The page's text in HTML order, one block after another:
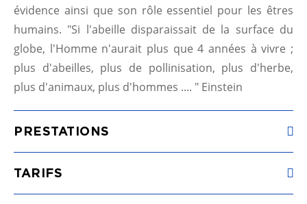
évidence ainsi que son rôle essentiel pour les êtres
humains. "Si l'abeille disparaissait de la surface du
globe, l'Homme n'aurait plus que 4 années à vivre ;
plus d'abeilles, plus de pollinisation, plus d'herbe,
plus d'animaux, plus d'hommes .... " Einstein
PRESTATIONS
TARIFS